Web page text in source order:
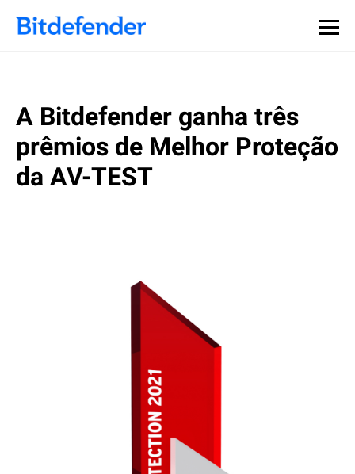
A Bitdefender ganha três
prêmios de Melhor Proteção
da AV-TEST